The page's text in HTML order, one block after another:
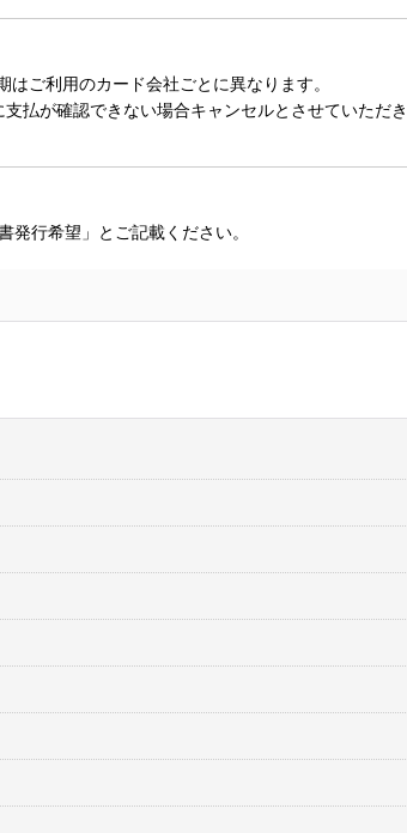
ご利用のカード会社ごとに異なります。
払が確認できない場合キャンセルとさせていただ
行希望」とご記載ください。